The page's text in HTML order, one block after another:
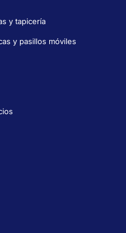
y tapicería
y pasillos móviles